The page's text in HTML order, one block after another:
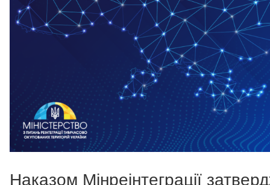
Наказом Мінреінтеграції